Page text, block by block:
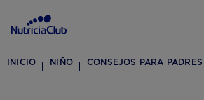
INICIO NIÑO CONSEJOS PARA PADRES